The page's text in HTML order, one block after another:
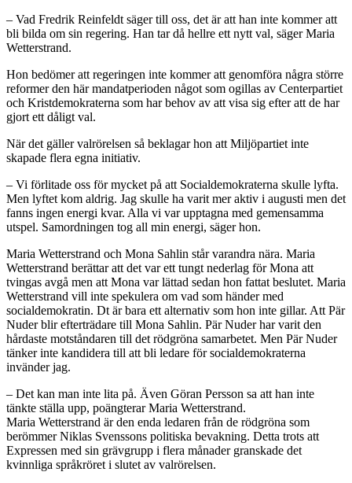
– Vad Fredrik Reinfeldt säger till oss, det är att han inte kommer att
bli bilda om sin regering. Han tar då hellre ett nytt val, säger Maria
Wetterstrand.
Hon bedömer att regeringen inte kommer att genomföra några större
reformer den här mandatperioden något som ogillas av Centerpartiet
och Kristdemokraterna som har behov av att visa sig efter att de har
gjort ett dåligt val.
När det gäller valrörelsen så beklagar hon att Miljöpartiet inte
skapade flera egna initiativ.
– Vi förlitade oss för mycket på att Socialdemokraterna skulle lyfta.
Men lyftet kom aldrig. Jag skulle ha varit mer aktiv i augusti men det
fanns ingen energi kvar. Alla vi var upptagna med gemensamma
utspel. Samordningen tog all min energi, säger hon.
Maria Wetterstrand och Mona Sahlin står varandra nära. Maria
Wetterstrand berättar att det var ett tungt nederlag för Mona att
tvingas avgå men att Mona var lättad sedan hon fattat beslutet. Maria
Wetterstrand vill inte spekulera om vad som händer med
socialdemokratin. Dt är bara ett alternativ som hon inte gillar. Att Pär
Nuder blir efterträdare till Mona Sahlin. Pär Nuder har varit den
hårdaste motståndaren till det rödgröna samarbetet. Men Pär Nuder
tänker inte kandidera till att bli ledare för socialdemokraterna
invänder jag.
– Det kan man inte lita på. Även Göran Persson sa att han inte
tänkte ställa upp, poängterar Maria Wetterstrand.
Maria Wetterstrand är den enda ledaren från de rödgröna som
berömmer Niklas Svenssons politiska bevakning. Detta trots att
Expressen med sin grävgrupp i flera månader granskade det
kvinnliga språkröret i slutet av valrörelsen.